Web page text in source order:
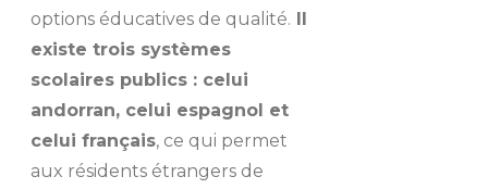
options éducatives de qualité. Il
existe trois systèmes
scolaires publics : celui
andorran, celui espagnol et
celui français, ce qui permet
aux résidents étrangers de